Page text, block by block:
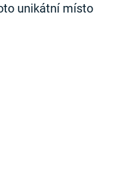
unikátní místo